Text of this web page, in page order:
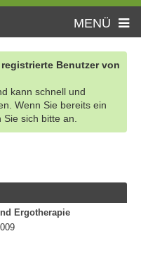
MENÜ
Benutzer von
kann schnell und
Wenn Sie bereits ein
sich bitte an.
Ergotherapie